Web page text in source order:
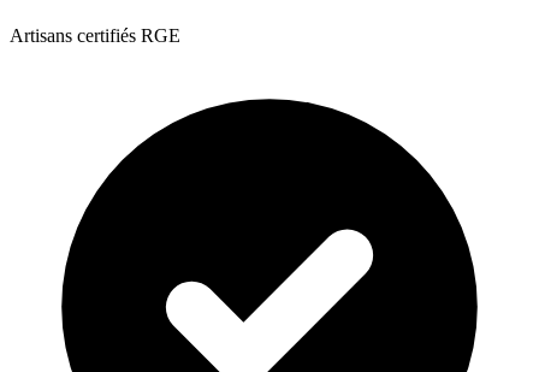
Artisans certifiés RGE